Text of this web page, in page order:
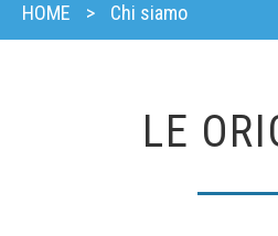
HOME > Chi siamo
LE